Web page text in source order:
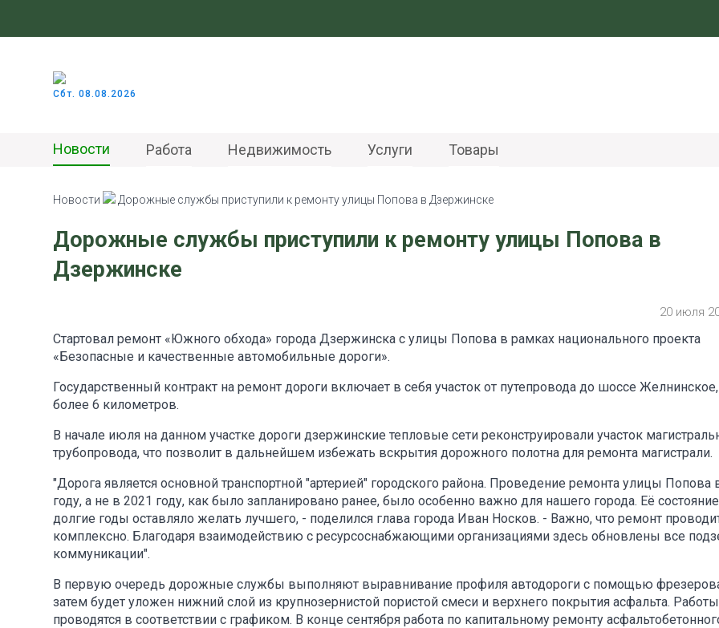
Сбт. 08.08.2026
Новости Работа Недвижимость Услуги Товары
Новости Дорожные службы приступили к ремонту улицы Попова в Дзержинске
Дорожные службы приступили к ремонту улицы Попова в
Дзержинске
20 июля
Стартовал ремонт «Южного обхода» города Дзержинска с улицы Попова в рамках национального проекта
«Безопасные и качественные автомобильные дороги».
Государственный контракт на ремонт дороги включает в себя участок от путепровода до шоссе Желнинское,
более 6 километров.
В начале июля на данном участке дороги дзержинские тепловые сети реконструировали участок
трубопровода, что позволит в дальнейшем избежать вскрытия дорожного полотна для ремонта магистрали.
"Дорога является основной транспортной "артерией" городского района. Проведение ремонта улицы Попова
году, а не в 2021 году, как было запланировано ранее, было особенно важно для нашего города. Её состояние
долгие годы оставляло желать лучшего, - поделился глава города Иван Носков. - Важно, что ремонт
комплексно. Благодаря взаимодействию с ресурсоснабжающими организациями здесь обновлены все
коммуникации".
В первую очередь дорожные службы выполняют выравнивание профиля автодороги с помощью
затем будет уложен нижний слой из крупнозернистой пористой смеси и верхнего покрытия асфальта. Работы
проводятся в соответствии с графиком. В конце сентября работа по капитальному ремонту